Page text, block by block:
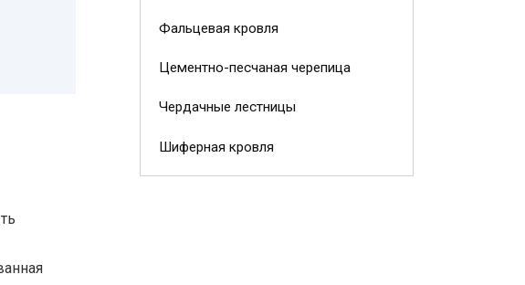
Фальцевая кровля
Цементно-песчаная черепица
Чердачные лестницы
Шиферная кровля